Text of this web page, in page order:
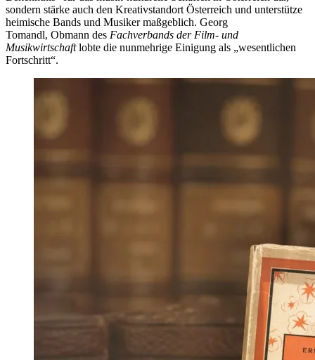
sondern stärke auch den Kreativstandort Österreich und unterstütze
heimische Bands und Musiker maßgeblich. Georg
Tomandl, Obmann des Fachverbands der Film- und
Musikwirtschaftlobte die nunmehrige Einigung als „wesentlichen
Fortschritt“.